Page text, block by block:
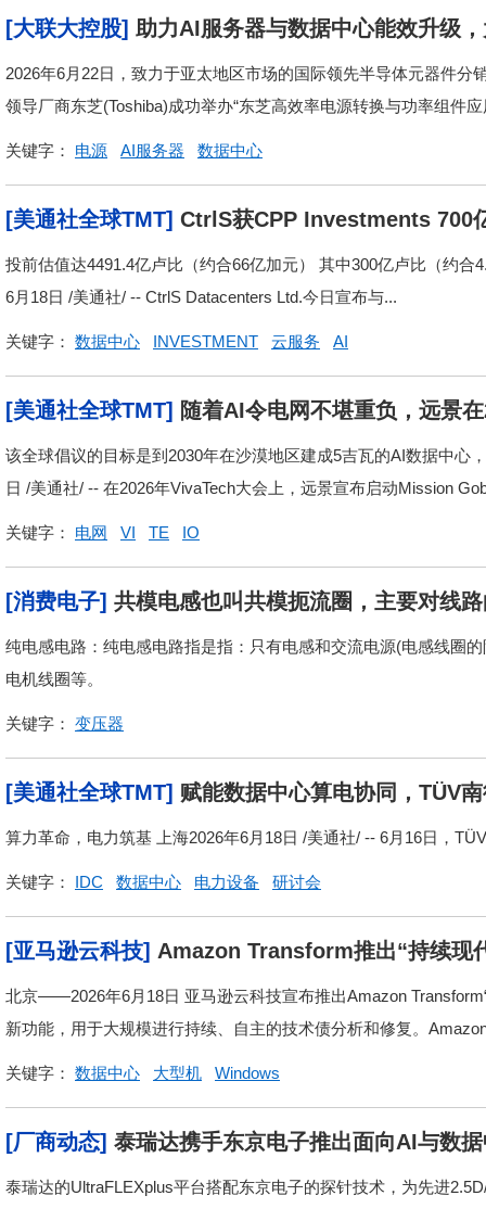
[大联大控股] 助力AI服务器与数据中心能效升级
案
2026年6月22日，致力于亚太地区市场的国际领先半导体元器件
领导厂商东芝(Toshiba)成功举办“东芝高效率电源转换与功率组件
关键字： 电源 AI服务器 数据中心
[美通社全球TMT] CtrlS获CPP Investments 700
础设施
投前估值达4491.4亿卢比（约合66亿加元） 其中300亿卢比（约
6月18日 /美通社/ -- CtrlS Datacenters Ltd.今日宣布与...
关键字： 数据中心 INVESTMENT 云服务 AI
[美通社全球TMT] 随着AI令电网不堪重负，远景
计划
该全球倡议的目标是到2030年在沙漠地区建成5吉瓦的AI数据中心
日 /美通社/ -- 在2026年VivaTech大会上，远景宣布启动Mission
关键字： 电网 VI TE IO
[消费电子] 共模电感也叫共模扼流圈，主要对线
纯电感电路：纯电感电路指是指：只有电感和交流电源(电感线圈
电机线圈等。
关键字： 变压器
[美通社全球TMT] 赋能数据中心算电协同，TÜV
幕
算力革命，电力筑基 上海2026年6月18日 /美通社/ -- 6月16日，
关键字： IDC 数据中心 电力设备 研讨会
[亚马逊云科技] Amazon Transform推出“持续现
北京——2026年6月18日 亚马逊云科技宣布推出Amazon
新功能，用于大规模进行持续、自主的技术债分析和修复。
关键字： 数据中心 大型机 Windows
[厂商动态] 泰瑞达携手东京电子推出面向AI与数
泰瑞达的UltraFLEXplus平台搭配东京电子的探针技术，为先进